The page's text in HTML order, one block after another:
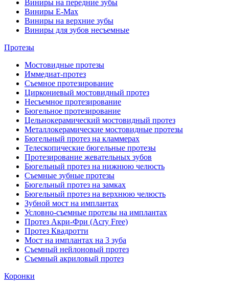
Виниры на передние зубы
Виниры E-Max
Виниры на верхние зубы
Виниры для зубов несъемные
Протезы
Мостовидные протезы
Иммедиат-протез
Съемное протезирование
Циркониевый мостовидный протез
Несъемное протезирование
Бюгельное протезирование
Цельнокерамический мостовидный протез
Металлокерамические мостовидные протезы
Бюгельный протез на кламмерах
Телескопические бюгельные протезы
Протезирование жевательных зубов
Бюгельный протез на нижнюю челюсть
Съемные зубные протезы
Бюгельный протез на замках
Бюгельный протез на верхнюю челюсть
Зубной мост на имплантах
Условно-съемные протезы на имплантах
Протез Акри-Фри (Acry Free)
Протез Квадротти
Мост на имплантах на 3 зуба
Съемный нейлоновый протез
Съемный акриловый протез
Коронки